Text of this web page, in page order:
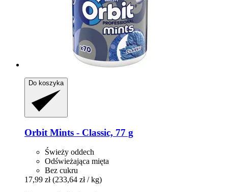
Do koszyka
Orbit Mints -​ Classic, 77 g
Świeży oddech
Odświeżająca mięta
Bez cukru
17,99 zł (233,64 zł / kg)